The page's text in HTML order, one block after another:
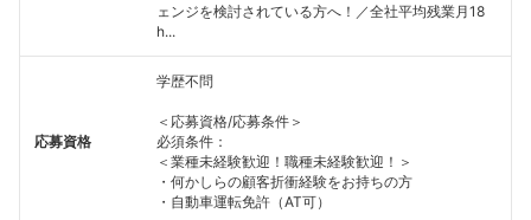
ェンジを検討されている方へ！／全社平均残業月18
h...
応募資格
学歴不問
＜応募資格/応募条件＞
必須条件：
＜業種未経験歓迎！職種未経験歓迎！＞
・何かしらの顧客折衝経験をお持ちの方
・自動車運転免許（AT可）